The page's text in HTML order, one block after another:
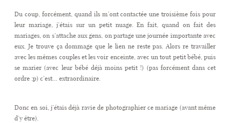
CONTACT
Du coup, forcément, quand ils m’ont contactée une troisième fois pour
leur mariage, j’étais sur un petit nuage. En fait, quand on fait des
mariages, on s’attache aux gens, on partage une journée importante avec
eux. Je trouve ça dommage que le lien ne reste pas. Alors re travailler
avec les mêmes couples et les voir enceinte, avec un tout petit bébé, puis
se marier (avec leur bébé déjà moins petit !) (pas forcément dans cet
ordre ;p) c’est… extraordinaire.
Donc en soi, j’étais déjà ravie de photographier ce mariage (avant même
d’y être).